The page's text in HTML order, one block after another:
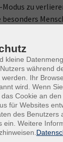
zu
kleine
während
Ihr
wird. Wenn
Cookie an
für Websites
des Benutzers
ein. Weitere